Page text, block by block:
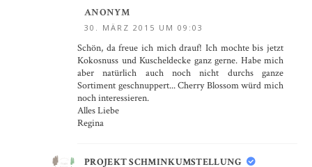
ANONYM
30. MÄRZ 2015 UM 09:03
Schön, da freue ich mich drauf! Ich mochte bis jetzt
Kokosnuss und Kuscheldecke ganz gerne. Habe mich
aber natürlich auch noch nicht durchs ganze
Sortiment geschnuppert... Cherry Blossom würd mich
noch interessieren.
Alles Liebe
Regina
PROJEKT SCHMINKUMSTELLUNG